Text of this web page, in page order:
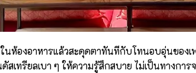
ในห้องอาหารแล้วสะดุดตาทันทีกับโทนอบอุ่นของ
เทรียลเบา ๆ ให้ความรู้สึกสบาย ไม่เป็นทางกา